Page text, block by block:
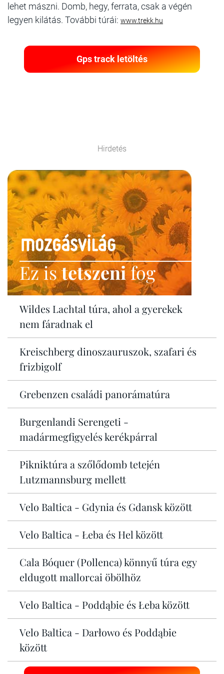
lehet mászni. Domb, hegy, ferrata, csak a végén
legyen kilátás. További túrái: www.trekk.hu
Gps track letöltés
Hirdetés
Ez istetszenifog
Wildes Lachtal túra, ahol a gyerekek
nem fáradnak el
Kreischberg dinoszauruszok, szafari és
frizbigolf
Grebenzen családi panorámatúra
Burgenlandi Serengeti -
madármegfigyelés kerékpárral
Pikniktúra a szőlődomb tetején
Lutzmannsburg mellett
Velo Baltica - Gdynia és Gdansk között
Velo Baltica - Łeba és Hel között
Cala Bóquer (Pollenca) könnyű túra egy
eldugott mallorcai öbölhöz
Velo Baltica - Poddąbie és Łeba között
Velo Baltica - Darłowo és Poddąbie
között